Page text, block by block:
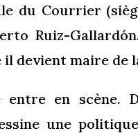
du Courrier
Ruiz-
il devient maire de
entre en scène.
une